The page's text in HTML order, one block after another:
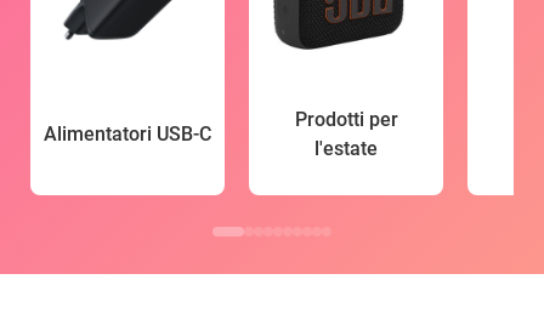
Alimentatori USB-C
Prodotti per
l'estate